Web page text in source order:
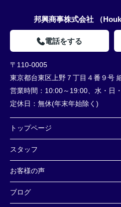
邦興商事株式会社 （
電話をする
〒110-0005
東京都台東区上野７丁目４番９号
営業時間： 10:00～19:00、水・日
定休日： 無休(年末年始除く)
トップページ
スタッフ
お客様の声
ブログ